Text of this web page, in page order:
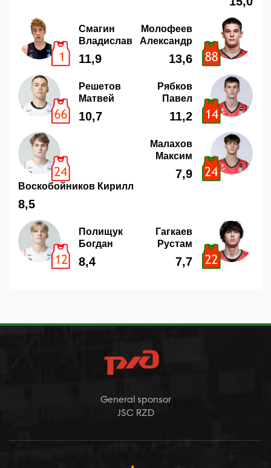
General sponsor
JSC RZD